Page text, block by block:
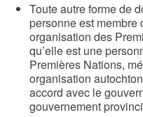
Toute autre forme de
personne est membre
organisation des
qu’elle est une
Premières Nations,
organisation
accord avec le
gouvernement